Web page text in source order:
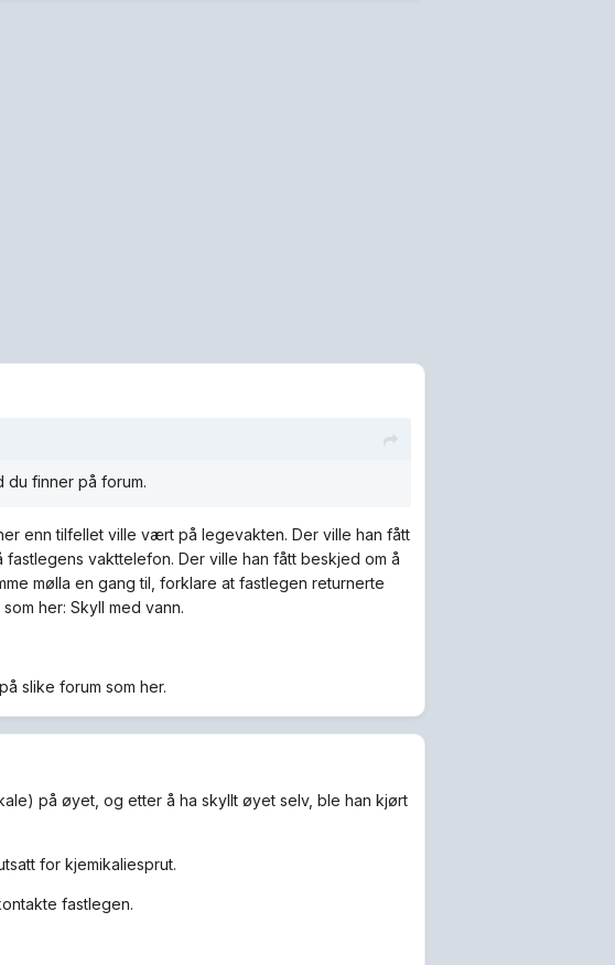
du finner på forum.
enn tilfellet ville vært på legevakten. Der ville han fått
vakttelefon. Der ville han fått beskjed om å
mølla en gang til, forklare at fastlegen returnerte
her: Skyll med vann.
slike forum som her.
på øyet, og etter å ha skyllt øyet selv, ble han kjørt
for kjemikaliesprut.
fastlegen.